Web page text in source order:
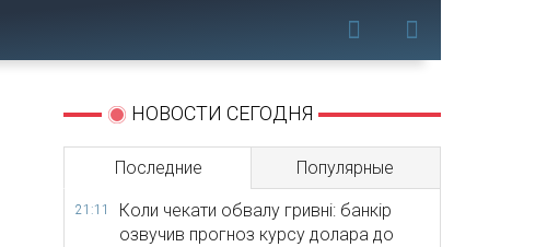
НОВОСТИ СЕГОДНЯ
Последние Популярные
21:11
Коли чекати обвалу гривні: банкір
озвучив прогноз курсу долара до